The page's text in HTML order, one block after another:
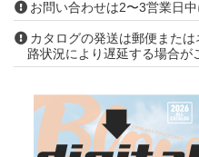
お問い合わせは2〜3営業日中
カタログの発送は郵便また
路状況により遅延する場合が